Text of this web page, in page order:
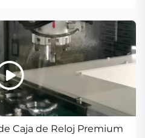
Caja de Reloj Premium